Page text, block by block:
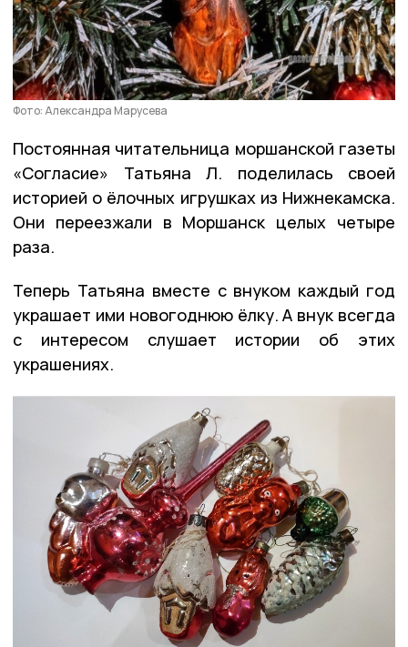
Фото: Александра Марусева
Постоянная читательница моршанской газеты
«Согласие» Татьяна Л. поделилась своей
историей о ёлочных игрушках из Нижнекамска.
Они переезжали в Моршанск целых четыре
раза.
Теперь Татьяна вместе с внуком каждый год
украшает ими новогоднюю ёлку. А внук всегда
с интересом слушает истории об этих
украшениях.